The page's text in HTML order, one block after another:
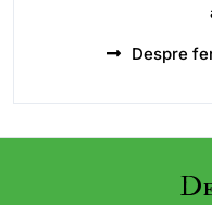
Despre